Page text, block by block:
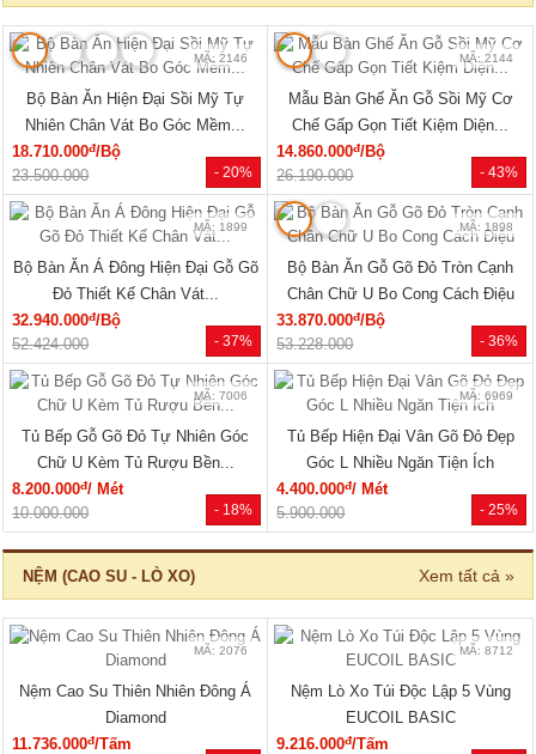
- 20%
MÃ: 2146
Bộ Bàn Ăn Hiện Đại Sồi Mỹ Tự
Nhiên Chân Vát Bo Góc Mềm...
18.710.000đ/Bộ
23.500.000
- 43%
MÃ: 2144
Mẫu Bàn Ghế Ăn Gỗ Sồi Mỹ Cơ
Chế Gấp Gọn Tiết Kiệm Diện...
14.860.000đ/Bộ
26.190.000
- 37%
MÃ: 1899
Bộ Bàn Ăn Á Đông Hiện Đại Gỗ Gõ
Đỏ Thiết Kế Chân Vát...
32.940.000đ/Bộ
52.424.000
- 36%
MÃ: 1898
Bộ Bàn Ăn Gỗ Gõ Đỏ Tròn Cạnh
Chân Chữ U Bo Cong Cách Điệu
33.870.000đ/Bộ
53.228.000
- 18%
MÃ: 7006
Tủ Bếp Gỗ Gõ Đỏ Tự Nhiên Góc
Chữ U Kèm Tủ Rượu Bền...
8.200.000đ/ Mét
10.000.000
- 25%
MÃ: 6969
Tủ Bếp Hiện Đại Vân Gõ Đỏ Đẹp
Góc L Nhiều Ngăn Tiện Ích
4.400.000đ/ Mét
5.900.000
NỆM (CAO SU - LÒ XO) Xem tất cả »
MÃ: 2076
Nệm Cao Su Thiên Nhiên Đông Á
Diamond
11.736.000đ/Tấm
MÃ: 8712
Nệm Lò Xo Túi Độc Lập 5 Vùng
EUCOIL BASIC
9.216.000đ/Tấm